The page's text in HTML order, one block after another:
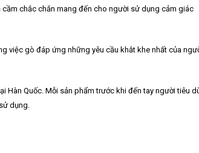
chắc chắn mang đến cho người sử dụng cảm giác
việc gò đáp ứng những yêu cầu khắt khe nhất của
Hàn Quốc. Mỗi sản phẩm trước khi đến tay người tiêu
dụng.